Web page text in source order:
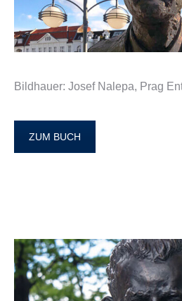
Bildhauer: Josef Nalepa, Prag
ZUM BUCH